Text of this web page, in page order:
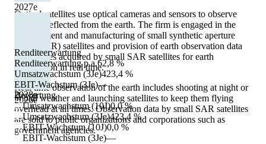
2027e
2028e
2026e
Renditeerwartung
Renditeerwartung p.a.62,8 %
Umsatzwachstum (3Je)423,4 %
EBIT-Wachstum (3Je)—
Bewertung
Umsatzwachstum (10J)0,0 %
Umsatzwachstum (3Je)423,4 %
EBIT-Wachstum (10J)0,0 %
EBIT-Wachstum (3Je)—
Optical satellites use optical cameras and sensors to observe
sunlight reflected from the earth. The firm is engaged in the
development and manufacturing of small synthetic aperture
radar (SAR) satellites and provision of earth observation data
and images acquired by small SAR satellites for earth
observation in real time.
Real time observation of the earth includes shooting at night or
in bad weather and launching satellites to keep them flying
overhead at all times. Observation data by small SAR satellites
are sold to public organizations and corporations such as
government agencies.